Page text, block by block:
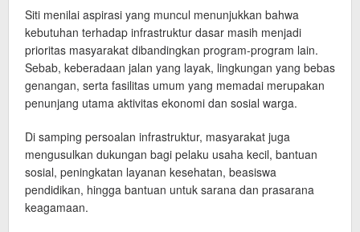
Siti menilai aspirasi yang muncul menunjukkan bahwa
kebutuhan terhadap infrastruktur dasar masih menjadi
prioritas masyarakat dibandingkan program-program lain.
Sebab, keberadaan jalan yang layak, lingkungan yang bebas
genangan, serta fasilitas umum yang memadai merupakan
penunjang utama aktivitas ekonomi dan sosial warga.
Di samping persoalan infrastruktur, masyarakat juga
mengusulkan dukungan bagi pelaku usaha kecil, bantuan
sosial, peningkatan layanan kesehatan, beasiswa
pendidikan, hingga bantuan untuk sarana dan prasarana
keagamaan.